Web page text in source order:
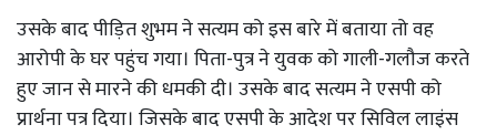
उसके बाद पीड़ित शुभम ने सत्यम को इस बारे में बताया तो वह
आरोपी के घर पहुंच गया। पिता-पुत्र ने युवक को गाली-गलौज करते
हुए जान से मारने की धमकी दी। उसके बाद सत्यम ने एसपी को
प्रार्थना पत्र दिया। जिसके बाद एसपी के आदेश पर सिविल लाइंस